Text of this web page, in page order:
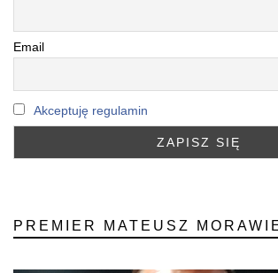
Email
Akceptuję regulamin
PREMIER MATEUSZ